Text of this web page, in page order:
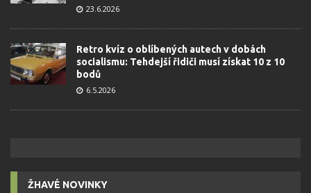
23.6.2026
Retro kvíz o oblíbených autech v dobách
socialismu: Tehdejší řidiči musí získat 10 z 10
bodů
6.5.2026
ŽHAVÉ NOVINKY